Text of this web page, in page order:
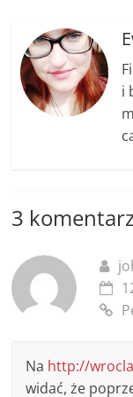
o
o
k
g
er
i
3
Na http://
widać, że